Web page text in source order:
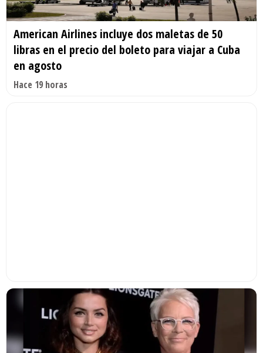
American Airlines incluye dos maletas de 50
libras en el precio del boleto para viajar a Cuba
en agosto
Hace 19 horas